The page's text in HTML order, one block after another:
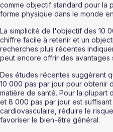
comme objectif standard pour la
forme physique dans le monde
La simplicité de l'objectif des 10
chiffre facile à retenir et un
recherches plus récentes
peut encore offrir des avantages
Des études récentes suggèrent
10 000 pas par jour pour obtenir
matière de santé. Pour la plupart
et 8 000 pas par jour est
cardiovasculaire, réduire le
favoriser le bien-être général.